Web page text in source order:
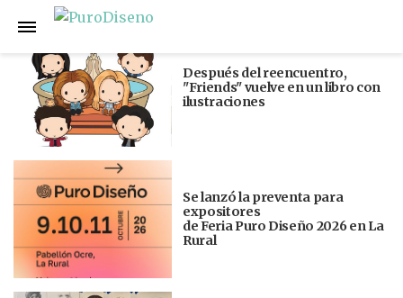
Anterior
Después del reencuentro,
"Friends" vuelve en un libro con
ilustraciones
Se lanzó la preventa para
expositores
de Feria Puro Diseño 2026 en La
Rural
Siguiente